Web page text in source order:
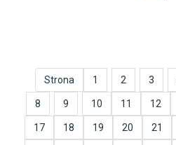
Strona 1 2 3
8 9 10 11 12
17 18 19 20 21